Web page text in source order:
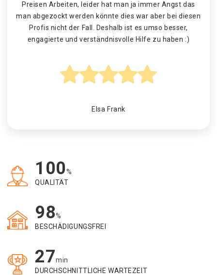
Preisen Arbeiten, leider hat man ja immer Angst das
man abgezockt werden könnte dies war aber bei diesen
Profis nicht der Fall. Deshalb ist es umso besser,
engagierte und verständnisvolle Hilfe zu haben :)
Elsa Frank
100%
QUALITÄT
98%
BESCHÄDIGUNGSFREI
27min
DURCHSCHNITTLICHE WARTEZEIT